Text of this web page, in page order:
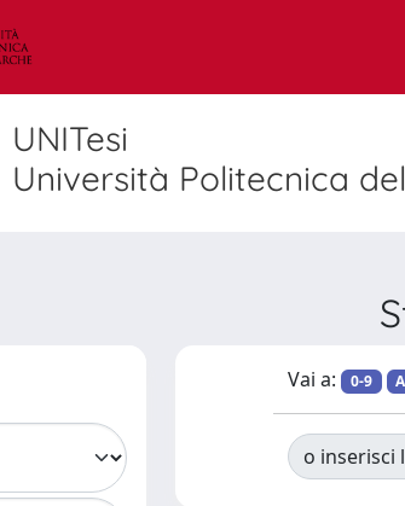
UNITesi
Università Politecnica
Vai a: 0-9 A
o inserisci